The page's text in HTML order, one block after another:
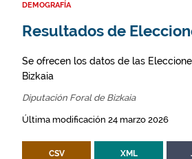
DEMOGRAFÍA
Resultados de
Se ofrecen los datos de las
Bizkaia
Diputación Foral de Bizkaia
Última modificación 24 marzo 2026
CSV XML